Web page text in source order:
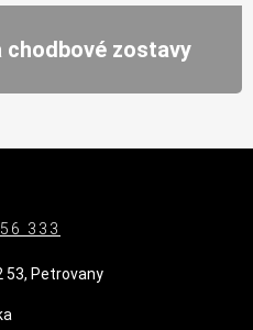
chodbové zostavy
333
53, Petrovany